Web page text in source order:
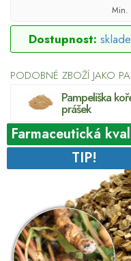
Min.
Dostupnost:
PODOBNÉ ZBOŽÍ JAKO
Pampeliška
prášek
Farmaceutická
TIP!